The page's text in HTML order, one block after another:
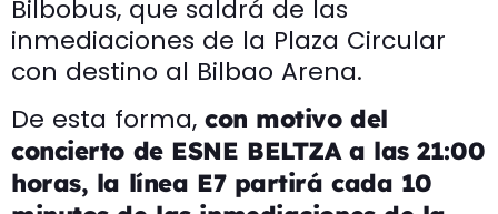
Bilbobus, que saldrá de las
inmediaciones de la Plaza Circular
con destino al Bilbao Arena.
De esta forma, con motivo del
concierto de ESNE BELTZA a las 21:00
horas, la línea E7 partirá cada 10